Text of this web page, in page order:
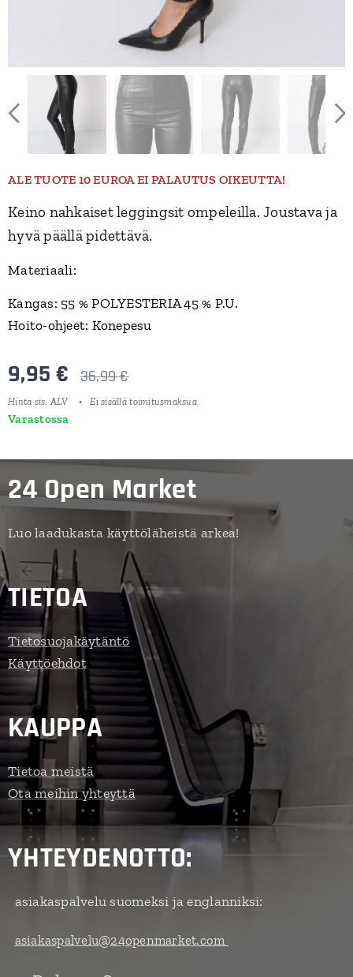
ALE TUOTE 10 EUROA EI PALAUTUS OIKEUTTA!
Keino nahkaiset leggingsit ompeleilla. Joustava ja
hyvä päällä pidettävä.
Materiaali:
Kangas: 55 % POLYESTERIA 45 % P.U.
Hoito-ohjeet: Konepesu
9,95 € 36,99€
Hinta sis. ALV Ei sisällä toimitusmaksua
Varastossa
24 Open Market
Luo laadukasta käyttöläheistä arkea!
TIETOA
Tietosuojakäytäntö
Käyttöehdot
KAUPPA
Tietoa meistä
Ota meihin yhteyttä
YHTEYDENOTTO:
asiakaspalvelu suomeksi ja englanniksi:
asiakaspalvelu@24openmarket.com